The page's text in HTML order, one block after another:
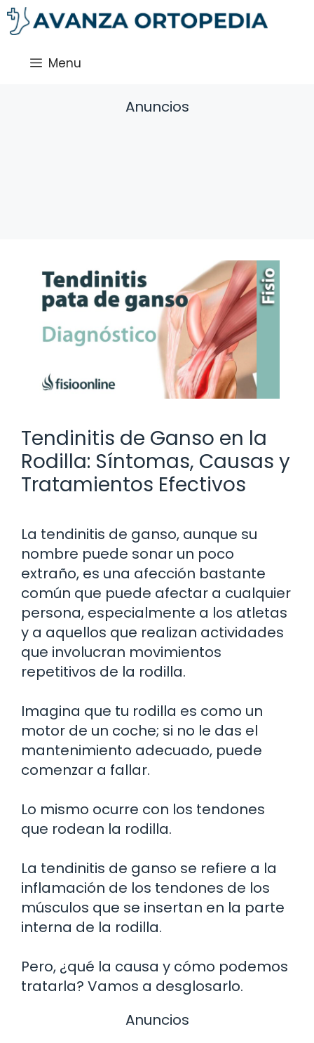
Saltar
al
Menu
Anuncios
Tendinitis de Ganso en la
Rodilla: Síntomas, Causas y
Tratamientos Efectivos
La tendinitis de ganso, aunque su
nombre puede sonar un poco
extraño, es una afección bastante
común que puede afectar a cualquier
persona, especialmente a los atletas
y a aquellos que realizan actividades
que involucran movimientos
repetitivos de la rodilla.
Imagina que tu rodilla es como un
motor de un coche; si no le das el
mantenimiento adecuado, puede
comenzar a fallar.
Lo mismo ocurre con los tendones
que rodean la rodilla.
La tendinitis de ganso se refiere a la
inflamación de los tendones de los
músculos que se insertan en la parte
interna de la rodilla.
Pero, ¿qué la causa y cómo podemos
tratarla? Vamos a desglosarlo.
Anuncios